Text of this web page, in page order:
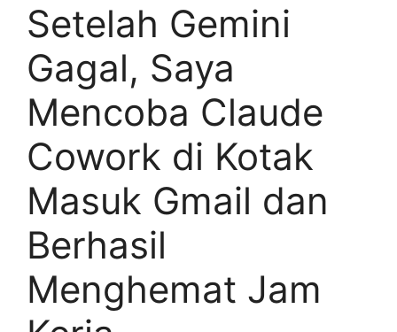
Setelah Gemini
Gagal, Saya
Mencoba Claude
Cowork di Kotak
Masuk Gmail dan
Berhasil
Menghemat Jam